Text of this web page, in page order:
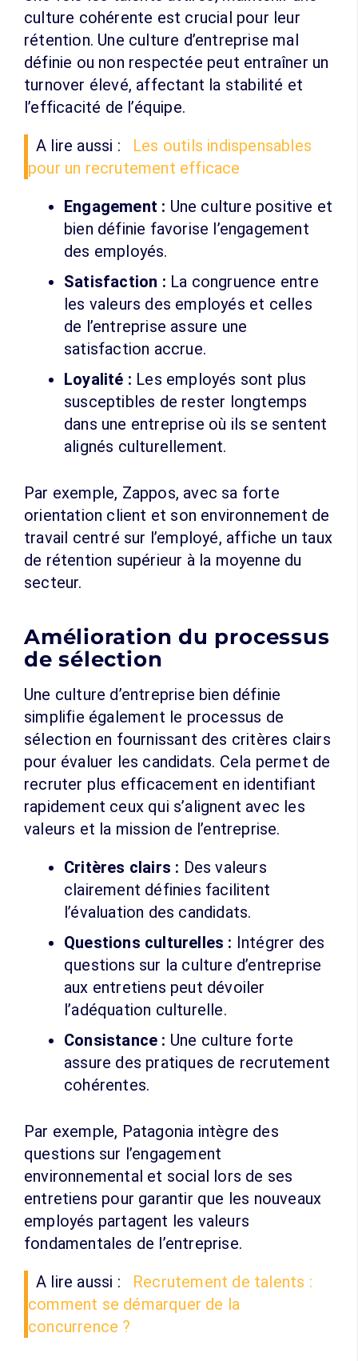
culture cohérente est crucial pour leur
rétention. Une culture d’entreprise mal
définie ou non respectée peut entraîner un
turnover élevé, affectant la stabilité et
l’efficacité de l’équipe.
A lire aussi :
Les outils indispensables
pour un recrutement efficace
Engagement : Une culture positive et
bien définie favorise l’engagement
des employés.
Satisfaction : La congruence entre
les valeurs des employés et celles
de l’entreprise assure une
satisfaction accrue.
Loyalité : Les employés sont plus
susceptibles de rester longtemps
dans une entreprise où ils se sentent
alignés culturellement.
Par exemple, Zappos, avec sa forte
orientation client et son environnement de
travail centré sur l’employé, affiche un taux
de rétention supérieur à la moyenne du
secteur.
Amélioration du processus
de sélection
Une culture d’entreprise bien définie
simplifie également le processus de
sélection en fournissant des critères clairs
pour évaluer les candidats. Cela permet de
recruter plus efficacement en identifiant
rapidement ceux qui s’alignent avec les
valeurs et la mission de l’entreprise.
Critères clairs : Des valeurs
clairement définies facilitent
l’évaluation des candidats.
Questions culturelles : Intégrer des
questions sur la culture d’entreprise
aux entretiens peut dévoiler
l’adéquation culturelle.
Consistance : Une culture forte
assure des pratiques de recrutement
cohérentes.
Par exemple, Patagonia intègre des
questions sur l’engagement
environnemental et social lors de ses
entretiens pour garantir que les nouveaux
employés partagent les valeurs
fondamentales de l’entreprise.
A lire aussi :
Recrutement de talents :
comment se démarquer de la
concurrence ?